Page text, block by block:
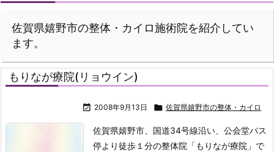
佐賀県嬉野市の整体・カイロ施術院を紹介してい
ます。
もりなが療院(リョウイン)
 2008年9月13日  佐賀県嬉野市の整体・カイロ
佐賀県嬉野市、国道34号線沿い、公会堂バス
停より徒歩１分の整体院「もりなが療院」で